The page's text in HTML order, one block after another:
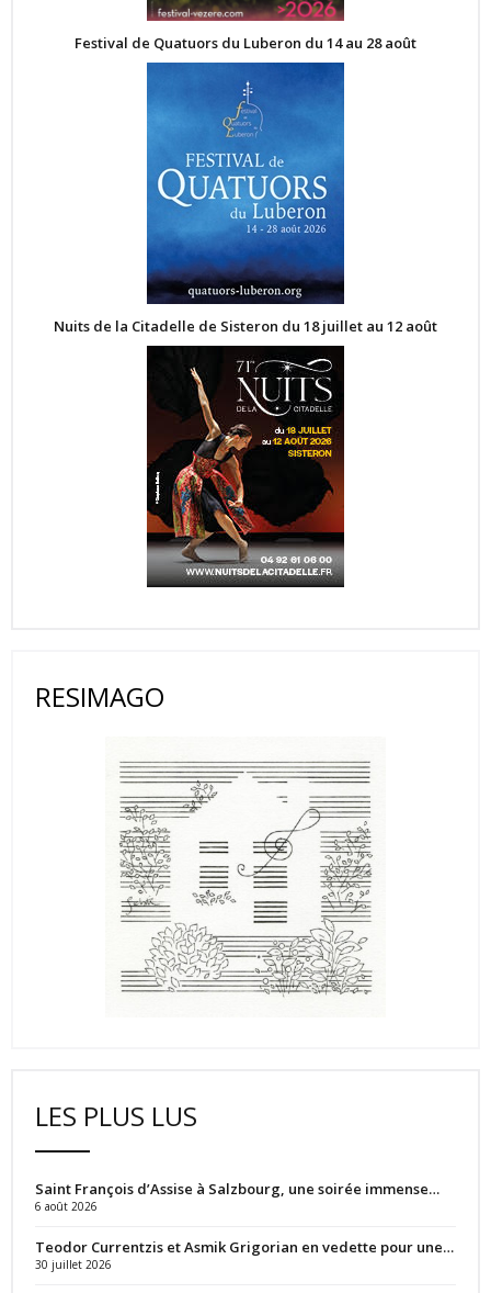
Festival de Quatuors du Luberon du 14 au 28 août
Nuits de la Citadelle de Sisteron du 18 juillet au 12 août
RESIMAGO
LES PLUS LUS
Saint François d’Assise à Salzbourg, une soirée immense…
6 août 2026
Teodor Currentzis et Asmik Grigorian en vedette pour une…
30 juillet 2026